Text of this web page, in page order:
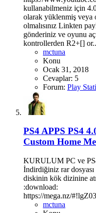
kullanabilmeniz için
olarak yüklenmiş
olmalısınız Linkten
gönderiniz ve oyunu
kontrollerden R2+[]
mctuna
Konu
Ocak 31, 2018
Cevaplar: 5
Forum: Play
PS4 APPS PS4
Custom Home
KURULUM PC ve PS4
İndirdiğiniz rar
diskinin kök dizinine
:download:
https://mega.nz/
mctuna